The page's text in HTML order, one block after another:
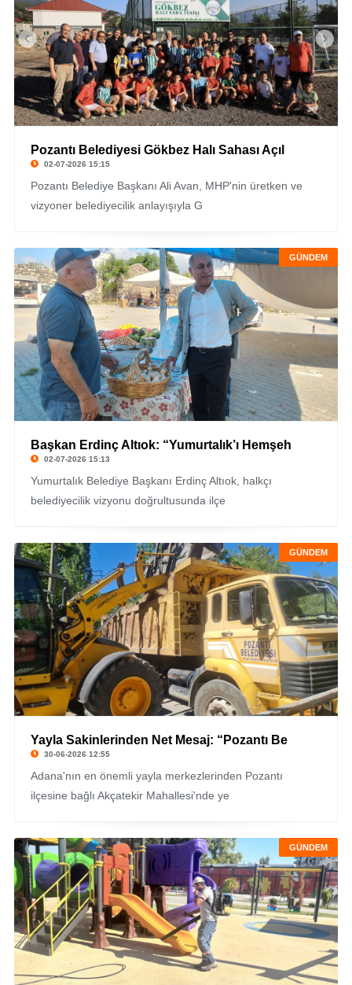
Pozantı Belediyesi Gökbez Halı Sahası Açıl
02-07-2026 15:15
Pozantı Belediye Başkanı Ali Avan, MHP'nin üretken ve
vizyoner belediyecilik anlayışıyla G
GÜNDEM
Başkan Erdinç Altıok: “Yumurtalık’ı Hemşeh
02-07-2026 15:13
Yumurtalık Belediye Başkanı Erdinç Altıok, halkçı
belediyecilik vizyonu doğrultusunda ilçe
GÜNDEM
Yayla Sakinlerinden Net Mesaj: “Pozantı Be
30-06-2026 12:55
Adana'nın en önemli yayla merkezlerinden Pozantı
ilçesine bağlı Akçatekir Mahallesi'nde ye
GÜNDEM